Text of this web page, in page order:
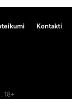
Kontakti
18+